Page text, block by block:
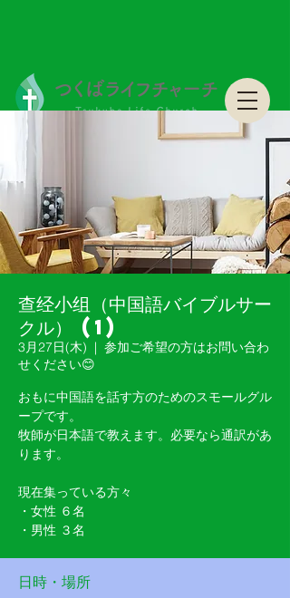
つくばライフチャーチ Tsukuba Life Church
つくばライフチャーチ Tsukuba Life Church
查经小组（中国語バイブルサー
クル） (1)
3月27日(木)
  |
参加ご希望の方はお問い合わ
せください😊
おもに中国語を話す方のためのスモールグル
ープです。
牧師が日本語で教えます。必要なら通訳があ
ります。
現在集っている方々
・女性 ６名
・男性 ３名
日時・場所